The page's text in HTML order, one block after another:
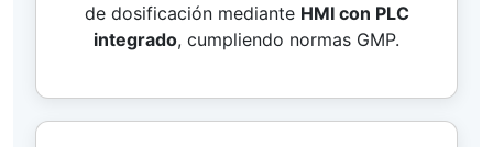
de dosificación mediante HMI con PLC
integrado, cumpliendo normas GMP.